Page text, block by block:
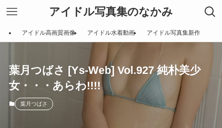
アイドル写真集のなかみ
アイドル高画質画像 アイドル水着動画 アイドル写真集新作
葉月つばさ [Ys-Web] Vol.927 純朴美少
女・・・あらわ!!!!
葉月つばさ